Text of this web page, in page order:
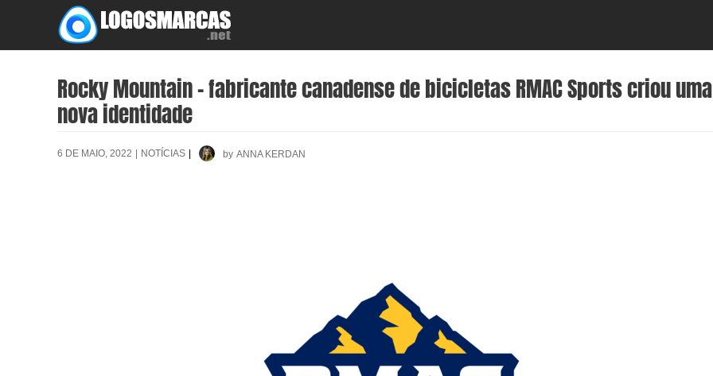
content
Rocky Mountain – fabricante canadense de bicicletas RMAC Sports criou uma
nova identidade
6 DE MAIO, 2022 | NOTÍCIAS | by ANNA KERDAN